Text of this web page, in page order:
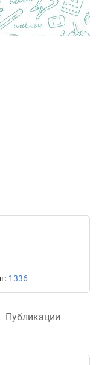
1336
Публикации